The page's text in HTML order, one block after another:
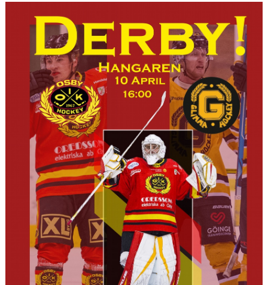
OSBY 50 ÅR URKLIPP
MEDLEMMAR